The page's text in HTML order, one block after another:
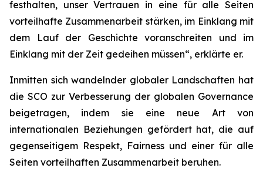
festhalten, unser Vertrauen in eine für alle Seiten
vorteilhafte Zusammenarbeit stärken, im Einklang mit
dem Lauf der Geschichte voranschreiten und im
Einklang mit der Zeit gedeihen müssen“, erklärte er.
Inmitten sich wandelnder globaler Landschaften hat
die SCO zur Verbesserung der globalen Governance
beigetragen, indem sie eine neue Art von
internationalen Beziehungen gefördert hat, die auf
gegenseitigem Respekt, Fairness und einer für alle
Seiten vorteilhaften Zusammenarbeit beruhen.